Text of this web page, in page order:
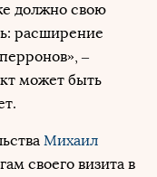
должно свою
расширение
–
может быть
Михаил
своего визита в